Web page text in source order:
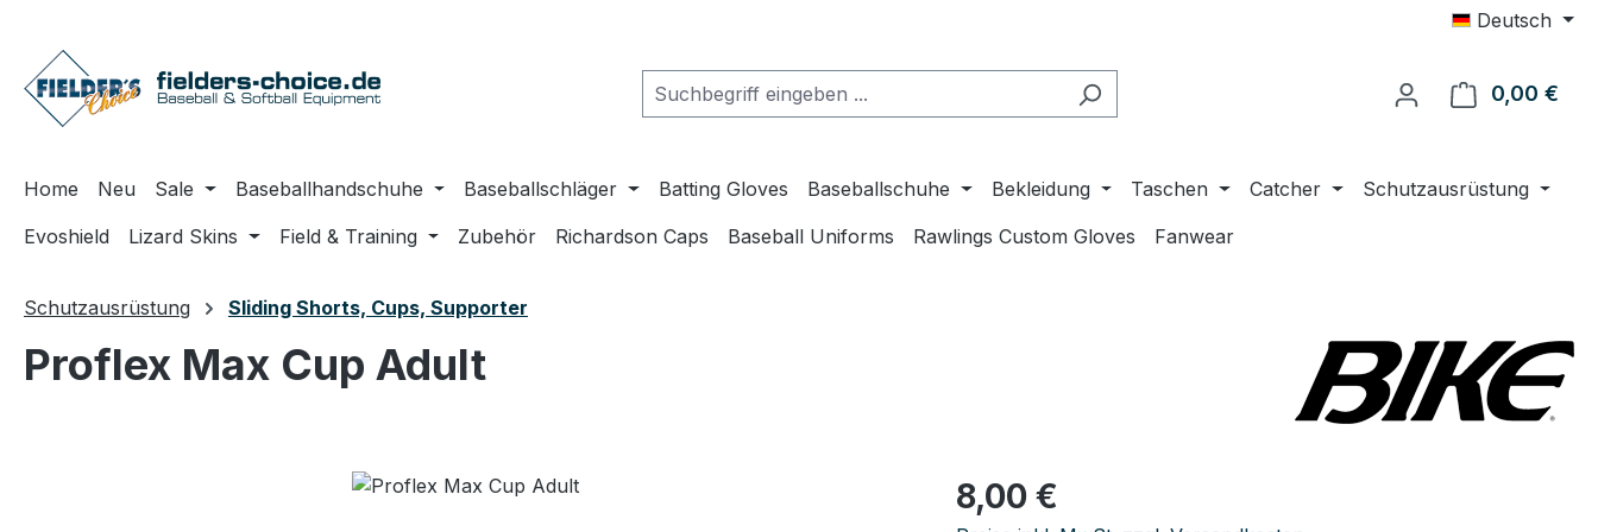
Deutsch
0,00 €
Home Neu Sale Baseballhandschuhe Baseballschläger Batting Gloves Baseballschuhe Bekleidung Taschen Catcher
Schutzausrüstung
Evoshield
Lizard Skins Field & Training Zubehör Richardson Caps Baseball Uniforms Rawlings Custom Gloves Fanwear
Schutzausrüstung Sliding Shorts, Cups, Supporter
Proflex Max Cup Adult
Regulärer Preis:
8,00 €